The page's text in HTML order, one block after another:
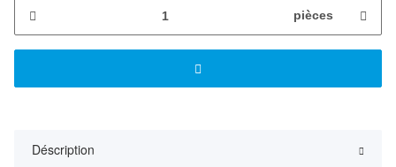
pièces
Déscription